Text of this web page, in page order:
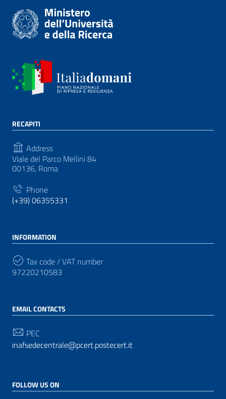
RECAPITI
Address
Viale del Parco Mellini 84
00136, Roma
Phone
(+39) 06355331
INFORMATION
Tax code / VAT number
97220210583
EMAIL CONTACTS
PEC
inafsedecentrale@pcert.postecert.it
FOLLOW US ON